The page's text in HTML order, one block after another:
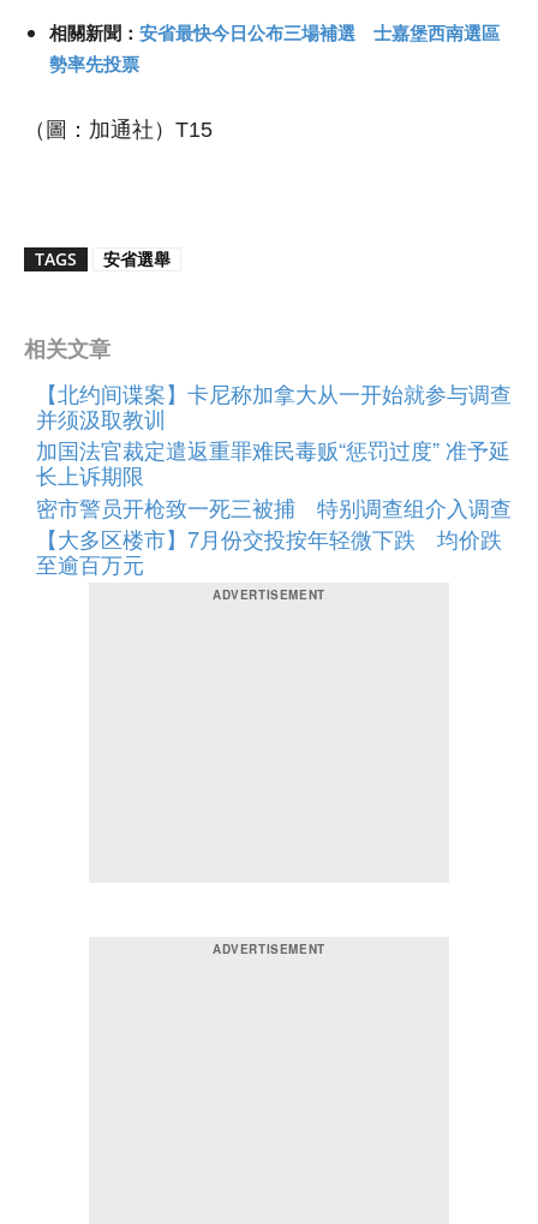
相關新聞：安省最快今日公布三場補選 士嘉堡西南選區
勢率先投票
（圖：加通社）T15
TAGS 安省選舉
相关文章
【北约间谍案】卡尼称加拿大从一开始就参与调查
并须汲取教训
加国法官裁定遣返重罪难民毒贩“惩罚过度” 准予延
长上诉期限
密市警员开枪致一死三被捕 特别调查组介入调查
【大多区楼市】7月份交投按年轻微下跌 均价跌
至逾百万元